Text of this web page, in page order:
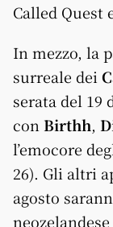
Called Quest
In mezzo, la
surreale dei
serata del 19
con Birthh,
l’emocore
26). Gli altri
agosto
neozelandese